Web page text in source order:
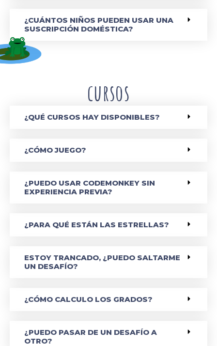
¿CUÁNTOS NIÑOS PUEDEN USAR UNA
SUSCRIPCIÓN DOMÉSTICA?
cursos
¿QUÉ CURSOS HAY DISPONIBLES?
¿CÓMO JUEGO?
¿PUEDO USAR CODEMONKEY SIN
EXPERIENCIA PREVIA?
¿PARA QUÉ ESTÁN LAS ESTRELLAS?
ESTOY TRANCADO, ¿PUEDO SALTARME
UN DESAFÍO?
¿CÓMO CALCULO LOS GRADOS?
¿PUEDO PASAR DE UN DESAFÍO A
OTRO?